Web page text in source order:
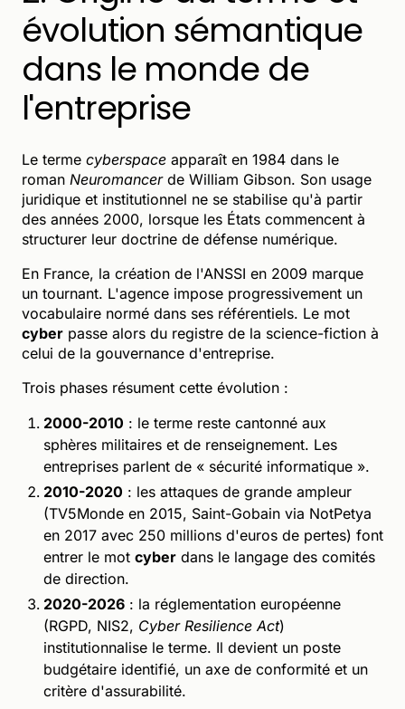
évolution sémantique
dans le monde de
l'entreprise
Le terme cyberspace apparaît en 1984 dans le
roman Neuromancerde William Gibson. Son usage
juridique et institutionnel ne se stabilise qu'à partir
des années 2000, lorsque les États commencent à
structurer leur doctrine de défense numérique.
En France, la création de l'ANSSI en 2009 marque
un tournant. L'agence impose progressivement un
vocabulaire normé dans ses référentiels. Le mot
cyber passe alors du registre de la science-fiction à
celui de la gouvernance d'entreprise.
Trois phases résument cette évolution :
2000-2010 : le terme reste cantonné aux
sphères militaires et de renseignement. Les
entreprises parlent de « sécurité informatique ».
2010-2020 : les attaques de grande ampleur
(TV5Monde en 2015, Saint-Gobain via NotPetya
en 2017 avec 250 millions d'euros de pertes) font
entrer le mot cyber dans le langage des comités
de direction.
2020-2026 : la réglementation européenne
(RGPD, NIS2, Cyber Resilience Act)
institutionnalise le terme. Il devient un poste
budgétaire identifié, un axe de conformité et un
critère d'assurabilité.